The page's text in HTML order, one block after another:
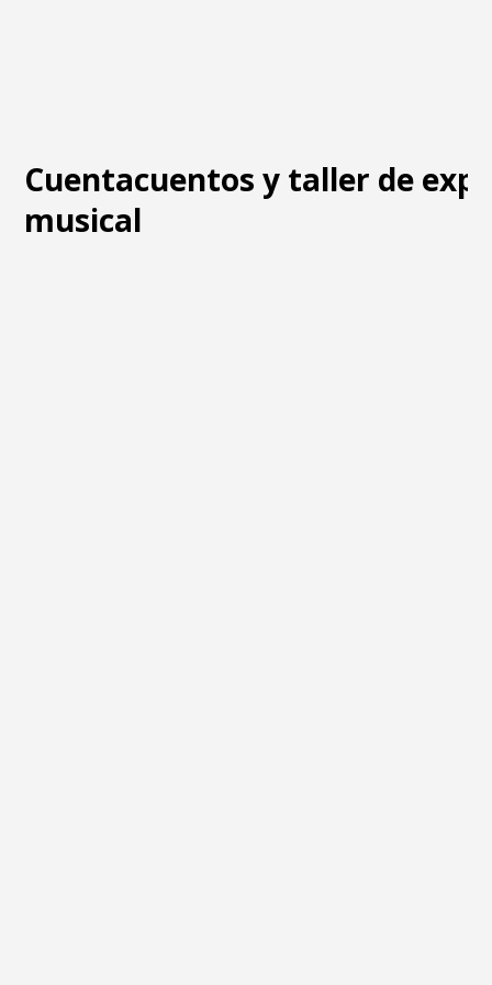
Cuentacuentos y taller de
musical